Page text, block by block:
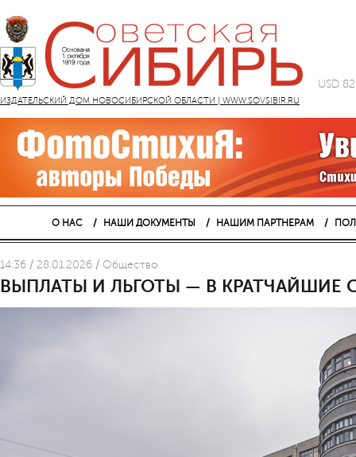
ИЗДАТЕЛЬСКИЙ ДОМ НОВОСИБИРСКОЙ ОБЛАСТИ | WWW.SOVSIBIR.RU
USD
О НАС НАШИ ДОКУМЕНТЫ НАШИМ ПАРТНЕРАМ
14:36 / 28.01.2026 / Общество
ВЫПЛАТЫ И ЛЬГОТЫ — В КРАТЧАЙШИЕ